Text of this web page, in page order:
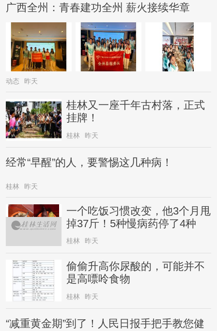
广西全州：青春建功全州 薪火接续华章
动态 昨天
桂林又一座千年古村落，正式
挂牌！
桂林 昨天
经常“早醒”的人，要警惕这几种病！
桂林 昨天
一个吃饭习惯改变，他3个月甩
掉37斤！5种慢病药停了4种
桂林 昨天
偷偷升高你尿酸的，可能并不
是高嘌呤食物
桂林 昨天
“减重黄金期”到了！人民日报手把手教您健